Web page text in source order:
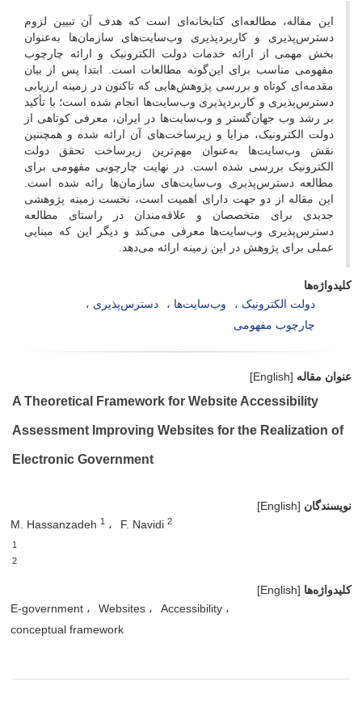
این مقاله، مطالعه‌ای کتابخانه‌ای است که هدف آن تبیین لزوم
دسترس‌پذیری و کاربردپذیری وب‌سایت‌های سازمان‌ها به‌عنوان
بخش مهمی از ارائه خدمات دولت الکترونیک و ارائه چارچوب
مفهومی مناسب برای این‌گونه مطالعات است. ابتدا پس از بیان
مقدمه‌ای کوتاه و بررسی پژوهش‌هایی که تاکنون در زمینه ارزیابی
دسترس‌پذیری و کاربردپذیری وب‌سایت‌ها انجام شده است؛ با تأکید
بر رشد وب جهان‌گستر و وب‌سایت‌ها در ایران، معرفی کوتاهی از
دولت الکترونیک، مزایا و زیرساخت‌های آن ارائه شده و همچننین
نقش وب‌سایت‌ها به‌عنوان مهم‌ترین زیرساخت تحقق دولت
الکترونیک بررسی شده است. در نهایت چارچوبی مفهومی برای
مطالعه دسترس‌پذیری وب‌سایت‌های سازمان‌ها رائه شده است.
این مقاله از دو جهت دارای اهمیت است، نخست زمینه پژوهشی
جدیدی برای متخصصان و علاقه‌مندان در راستای مطالعه
دسترس‌پذیری وب‌سایت‌ها معرفی می‌کند و دیگر این که مبنایی
عملی برای پژوهش در این زمینه ارائه می‌دهد.
کلیدواژه‌ها
دولت الکترونیک
وب‌سایت‌ها
دسترس‌پذیری
چارچوب مفهومی
عنوان مقاله [English]
A Theoretical Framework for Website Accessibility
Assessment Improving Websites for the Realization of
Electronic Government
نویسندگان [English]
M. Hassanzadeh 1 F. Navidi 2
1
2
کلیدواژه‌ها [English]
E-government
Websites
Accessibility
conceptual framework